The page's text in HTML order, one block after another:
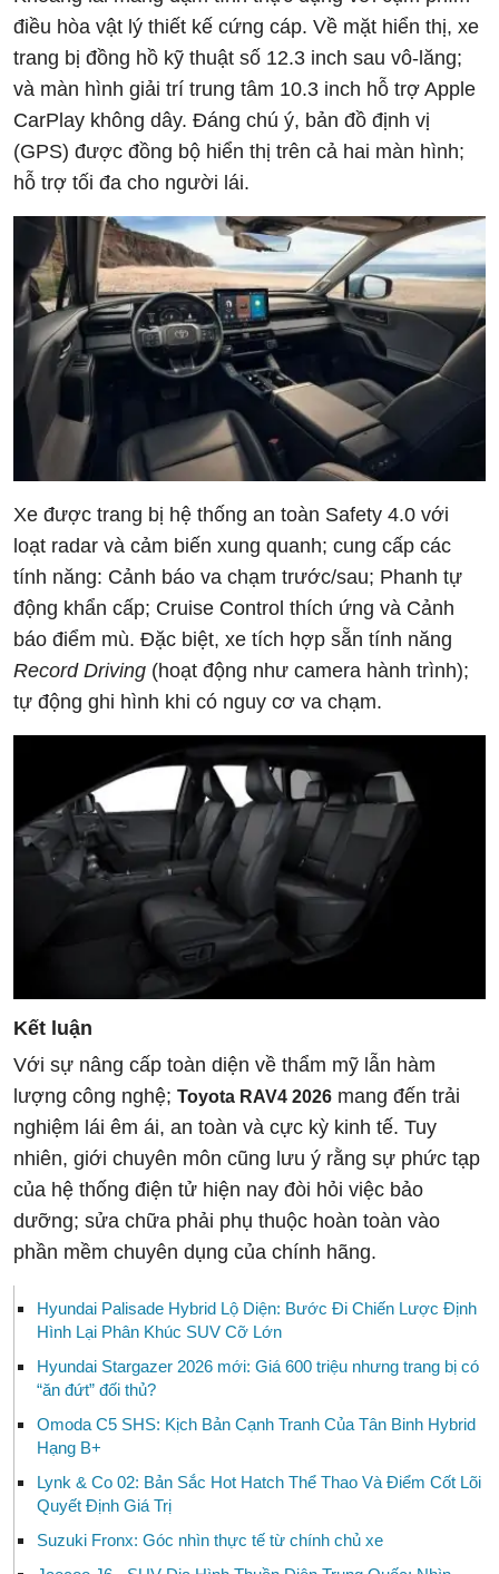
điều hòa vật lý thiết kế cứng cáp. Về mặt hiển thị, xe
trang bị đồng hồ kỹ thuật số 12.3 inch sau vô-lăng;
và màn hình giải trí trung tâm 10.3 inch hỗ trợ Apple
CarPlay không dây. Đáng chú ý, bản đồ định vị
(GPS) được đồng bộ hiển thị trên cả hai màn hình;
hỗ trợ tối đa cho người lái.
Xe được trang bị hệ thống an toàn Safety 4.0 với
loạt radar và cảm biến xung quanh; cung cấp các
tính năng: Cảnh báo va chạm trước/sau; Phanh tự
động khẩn cấp; Cruise Control thích ứng và Cảnh
báo điểm mù. Đặc biệt, xe tích hợp sẵn tính năng
Record Driving (hoạt động như camera hành trình);
tự động ghi hình khi có nguy cơ va chạm.
Kết luận
Với sự nâng cấp toàn diện về thẩm mỹ lẫn hàm
lượng công nghệ; Toyota RAV4 2026 mang đến trải
nghiệm lái êm ái, an toàn và cực kỳ kinh tế. Tuy
nhiên, giới chuyên môn cũng lưu ý rằng sự phức tạp
của hệ thống điện tử hiện nay đòi hỏi việc bảo
dưỡng; sửa chữa phải phụ thuộc hoàn toàn vào
phần mềm chuyên dụng của chính hãng.
Hyundai Palisade Hybrid Lộ Diện: Bước Đi Chiến Lược Định
Hình Lại Phân Khúc SUV Cỡ Lớn
Hyundai Stargazer 2026 mới: Giá 600 triệu nhưng trang bị có
“ăn đứt” đối thủ?
Omoda C5 SHS: Kịch Bản Cạnh Tranh Của Tân Binh Hybrid
Hạng B+
Lynk & Co 02: Bản Sắc Hot Hatch Thể Thao Và Điểm Cốt Lõi
Quyết Định Giá Trị
Suzuki Fronx: Góc nhìn thực tế từ chính chủ xe